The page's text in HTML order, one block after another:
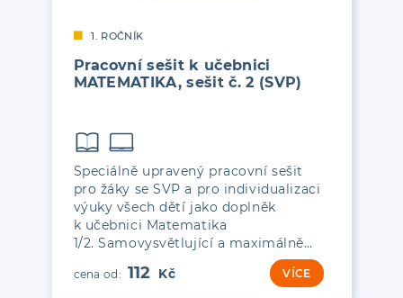
1. ROČNÍK
Pracovní sešit k učebnici
MATEMATIKA, sešit č. 2 (SVP)
Speciálně upravený pracovní sešit
pro žáky se SVP a pro individualizaci
výuky všech dětí jako doplněk
k učebnici Matematika
1/2. Samovysvětlující a maximálně…
112 VÍCE